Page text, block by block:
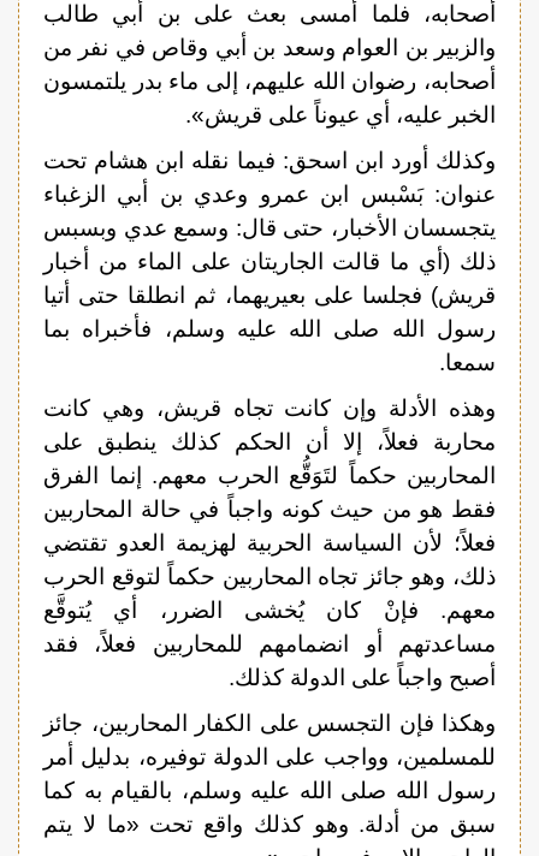
أصحابه، فلما أمسى بعث على بن أبي طالب
والزبير بن العوام وسعد بن أبي وقاص في نفر من
أصحابه، رضوان الله عليهم، إلى ماء بدر يلتمسون
الخبر عليه، أي عيوناً على قريش».
وكذلك أورد ابن اسحق: فيما نقله ابن هشام تحت
عنوان: بَسْبس ابن عمرو وعدي بن أبي الزغباء
يتجسسان الأخبار، حتى قال: وسمع عدي وبسبس
ذلك (أي ما قالت الجاريتان على الماء من أخبار
قريش) فجلسا على بعيريهما، ثم انطلقا حتى أتيا
رسول الله صلى الله عليه وسلم، فأخبراه بما
سمعا.
وهذه الأدلة وإن كانت تجاه قريش، وهي كانت
محاربة فعلاً، إلا أن الحكم كذلك ينطبق على
المحاربين حكماً لتَوَقُّع الحرب معهم. إنما الفرق
فقط هو من حيث كونه واجباً في حالة المحاربين
فعلاً؛ لأن السياسة الحربية لهزيمة العدو تقتضي
ذلك، وهو جائز تجاه المحاربين حكماً لتوقع الحرب
معهم. فإنْ كان يُخشى الضرر، أي يُتوقَّع
مساعدتهم أو انضمامهم للمحاربين فعلاً، فقد
أصبح واجباً على الدولة كذلك.
وهكذا فإن التجسس على الكفار المحاربين، جائز
للمسلمين، وواجب على الدولة توفيره، بدليل أمر
رسول الله صلى الله عليه وسلم، بالقيام به كما
سبق من أدلة. وهو كذلك واقع تحت «ما لا يتم